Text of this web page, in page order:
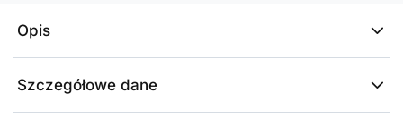
Opis
Szczegółowe dane